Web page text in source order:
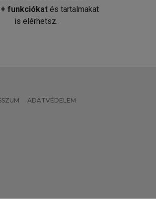
funkciókat és tartalmakat
is elérhetsz.
ADATVÉDELEM